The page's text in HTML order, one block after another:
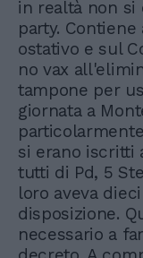
in realtà non si
party.
ostativo e sul
no vax
tampone per
giornata a
si erano iscritti
tutti di Pd, 5
loro aveva
disposizione.
necessario a